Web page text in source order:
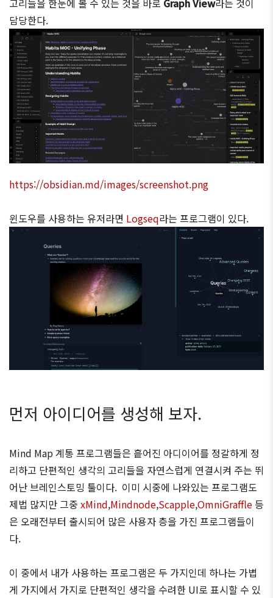
고리들을 한눈에 볼 수 있는 것을 바로 Graph View라는 것이
담당한다.
https://obsidian.md/images/screenshot.png
윈도우를 사용하는 유저라면 Logseq라는 프로그램이 있다.
먼저 아이디어를 생성해 보자.
Mind Map 계통 프로그램들은 흩어진 아디이어를 정갈하게 정
리하고 단편적인 생각의 고리들을 자연스럽게 연결시켜 주는 뛰
어난 브레인스토밍 툴이다. 이미 시중에 나와있는 프로그램도
제법 많지만 그중 xMind,Mindnode,Scapple,OmniGraffle 등
은 오래전부터 출시되어 많은 사용자 층을 가진 프로그램들이
다.
이 중에서 내가 사용하는 프로그램은 두 가지인데 하나는 가볍
게 가지에서 가지로 단편적인 생각을 수려한 UI로 표시할 수 있